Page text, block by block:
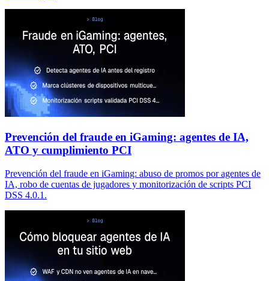
Prevención del fraude en iGaming: agentes de IA,
ATO y cumplimiento PCI
Prevención del fraude en iGaming: abuso de promos por agentes de
IA, robo de cuentas de jugadores y monitorización de scripts PCI
DSS 4.0.1.